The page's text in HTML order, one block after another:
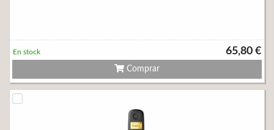
65,80 €
En stock
Comprar